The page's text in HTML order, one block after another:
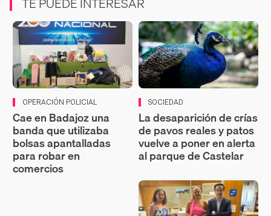
OPERACIÓN POLICIAL
Cae en Badajoz una
banda que utilizaba
bolsas apantalladas
para robar en
comercios
SOCIEDAD
La desaparición de crías
de pavos reales y patos
vuelve a poner en alerta
al parque de Castelar